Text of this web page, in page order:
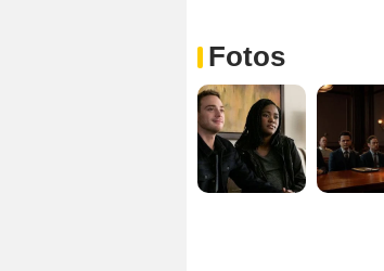
Fotos